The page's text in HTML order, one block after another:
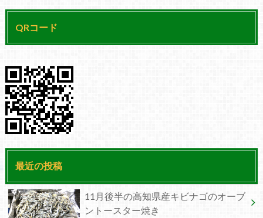
QRコード
最近の投稿
11月後半の高知県産キビナゴのオーブ
ントースター焼き